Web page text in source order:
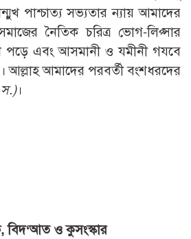
পাশ্চাত্য সভ্যতার ন্যায় আমাদের
নৈতিক চরিত্র ভোগ-লিপ্সার
পড়ে এবং আসমানী ও যমীনী গযবে
আল্লাহ আমাদের পরবর্তী বংশধরদের
।
বিদ‘আত ও কুসংস্কার